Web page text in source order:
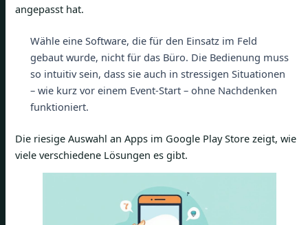
angepasst hat.
Wähle eine Software, die für den Einsatz im Feld
gebaut wurde, nicht für das Büro. Die Bedienung muss
so intuitiv sein, dass sie auch in stressigen Situationen
– wie kurz vor einem Event-Start – ohne Nachdenken
funktioniert.
Die riesige Auswahl an Apps im Google Play Store zeigt, wie
viele verschiedene Lösungen es gibt.